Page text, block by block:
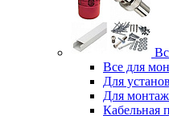
Все для
Для
Для
Кабельная